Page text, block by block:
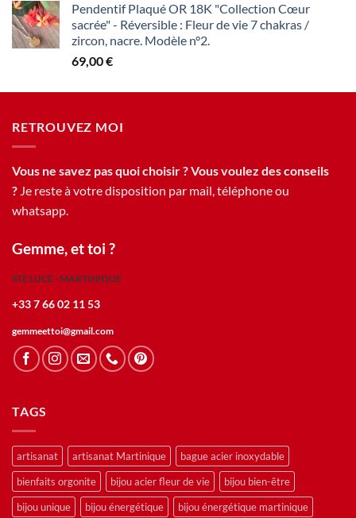
Pendentif Plaqué OR 18K "Collection Cœur
sacrée" - Réversible : Fleur de vie 7 chakras /
zircon, nacre. Modèle n°2.
69,00€
RETROUVEZ MOI
Vous ne savez pas quoi choisir ? Vous voulez des conseils
? Je reste à votre disposition par mail, téléphone ou
whatsapp.
Gemme, et toi ?
STE LUCE - MARTINIQUE
+33 7 66 02 11 53
gemmeettoi@gmail.com
TAGS
artisanat artisanat Martinique
bague acier inoxydable
bienfaits orgonite
bijou acier fleur de vie
bijou bien-être
bijou unique
bijou énergétique
bijou énergétique martinique